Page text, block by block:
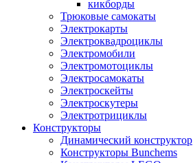
кикборды
Трюковые самокаты
Электрокарты
Электроквадроциклы
Электромобили
Электромотоциклы
Электросамокаты
Электроскейты
Электроскутеры
Электротрициклы
Конструкторы
Динамический конструктор
Конструкторы Bunchems